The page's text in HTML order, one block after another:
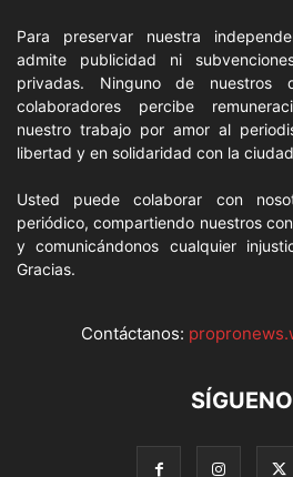
Para preservar nuestra
admite publicidad ni
privadas. Ninguno de nuestros
colaboradores percibe
nuestro trabajo por amor al
libertad y en solidaridad con la
Usted puede colaborar con
periódico, compartiendo nuestros
y comunicándonos cualquier
Gracias.
Contáctanos: